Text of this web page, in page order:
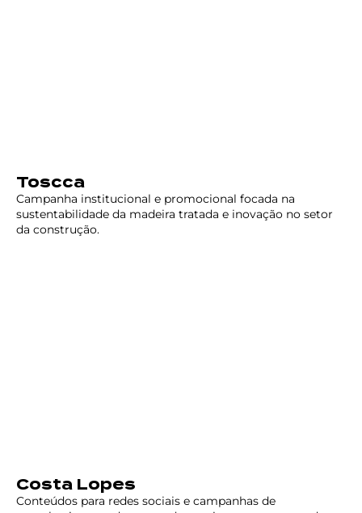
Toscca
Campanha institucional e promocional focada na
sustentabilidade da madeira tratada e inovação no setor
da construção.
Costa Lopes
Conteúdos para redes sociais e campanhas de